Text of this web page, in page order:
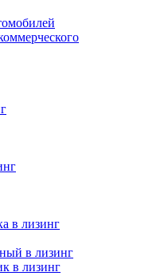
в лизинг
в лизинг
в лизинг